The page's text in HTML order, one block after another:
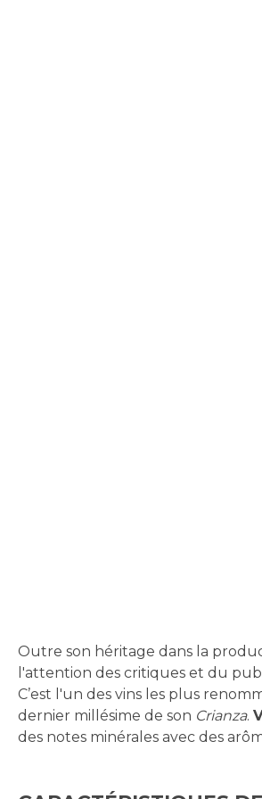
Outre son héritage dans la
l'attention des critiques et du
C’est l'un des vins les plus
dernier millésime de son Crianza.
des notes minérales avec des